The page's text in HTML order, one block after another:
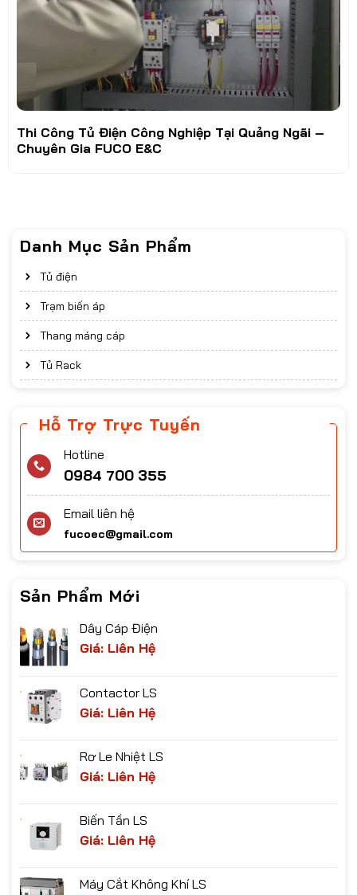
Danh Mục Sản Phẩm
Tủ điện
Trạm biến áp
Thang máng cáp
Tủ Rack
Hỗ Trợ Trực Tuyến
Hotline
0984 700 355
Email liên hệ
fucoec@gmail.com
Sản Phẩm Mới
Dây Cáp Điện
Giá: Liên Hệ
Contactor LS
Giá: Liên Hệ
Rơ Le Nhiệt LS
Giá: Liên Hệ
Biến Tần LS
Giá: Liên Hệ
Máy Cắt Không Khí LS
Thi Công Tủ Điện Công Nghiệp Tại Quảng Ngãi –
Chuyên Gia FUCO E&C